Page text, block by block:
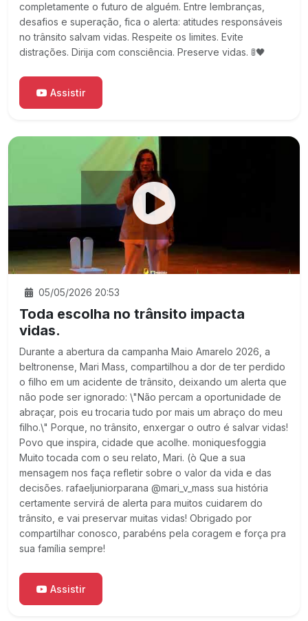
completamente o futuro de alguém. Entre lembranças,
desafios e superação, fica o alerta: atitudes responsáveis
no trânsito salvam vidas. Respeite os limites. Evite
distrações. Dirija com consciência. Preserve vidas. 🚦🖤
Assistir
05/05/2026 20:53
Toda escolha no trânsito impacta
vidas.
Durante a abertura da campanha Maio Amarelo 2026, a
beltronense, Mari Mass, compartilhou a dor de ter perdido
o filho em um acidente de trânsito, deixando um alerta que
não pode ser ignorado: \"Não percam a oportunidade de
abraçar, pois eu trocaria tudo por mais um abraço do meu
filho.\" Porque, no trânsito, enxergar o outro é salvar vidas!
Povo que inspira, cidade que acolhe. moniquesfoggia
Muito tocada com o seu relato, Mari. (ò Que a sua
mensagem nos faça refletir sobre o valor da vida e das
decisões. rafaeljuniorparana @mari_v_mass sua história
certamente servirá de alerta para muitos cuidarem do
trânsito, e vai preservar muitas vidas! Obrigado por
compartilhar conosco, parabéns pela coragem e força pra
sua família sempre!
Assistir